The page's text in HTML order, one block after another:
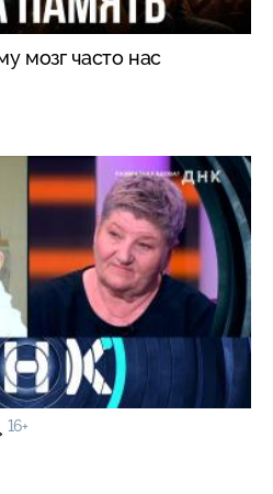
мозг часто нас
16+